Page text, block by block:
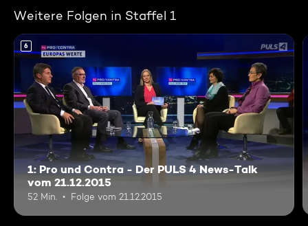
Weitere Folgen in Staffel 1
6
1: Pro und Contra - Der PULS 4 News-Talk
vom 21.12.2015
52 Min. Folge vom 21.12.2015